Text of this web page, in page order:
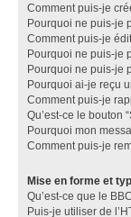
Comment puis-je
Pourquoi ne puis-je
Comment puis-je
Pourquoi ne puis-je
Pourquoi ne puis-je
Pourquoi ai-je reçu
Comment puis-je
Qu’est-ce le bouton
Pourquoi mon
Comment puis-je
Mise en forme et
Qu’est-ce que le
Puis-je utiliser de